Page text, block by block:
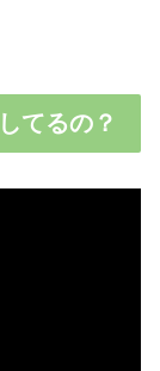
てるの？